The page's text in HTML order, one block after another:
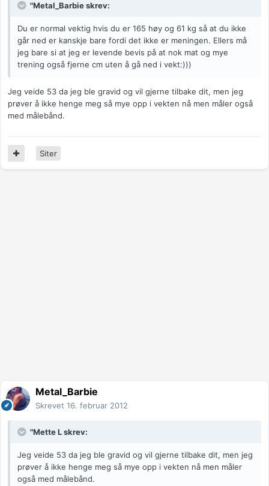
"Metal_Barbie skrev:
Du er normal vektig hvis du er 165 høy og 61 kg så at du ikke
går ned er kanskje bare fordi det ikke er meningen. Ellers må
jeg bare si at jeg er levende bevis på at nok mat og mye
trening også fjerne cm uten å gå ned i vekt:)))
Jeg veide 53 da jeg ble gravid og vil gjerne tilbake dit, men jeg
prøver å ikke henge meg så mye opp i vekten nå men måler også
med målebånd.
Siter
Metal_Barbie
Skrevet 16. februar 2012
"Mette L skrev:
Jeg veide 53 da jeg ble gravid og vil gjerne tilbake dit, men jeg
prøver å ikke henge meg så mye opp i vekten nå men måler
også med målebånd.